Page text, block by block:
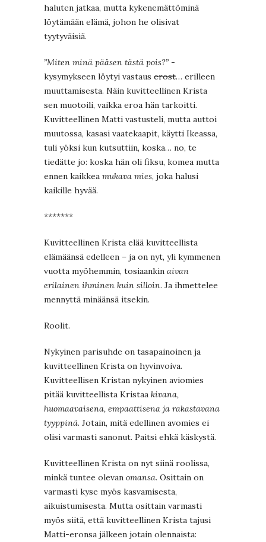
haluten jatkaa, mutta kykenemättöminä
löytämään elämä, johon he olisivat
tyytyväisiä.
”Miten minä pääsen tästä pois?” -
kysymykseen löytyi vastaus erost… erilleen
muuttamisesta. Näin kuvitteellinen Krista
sen muotoili, vaikka eroa hän tarkoitti.
Kuvitteellinen Matti vastusteli, mutta auttoi
muutossa, kasasi vaatekaapit, käytti Ikeassa,
tuli yöksi kun kutsuttiin, koska… no, te
tiedätte jo: koska hän oli fiksu, komea mutta
ennen kaikkea mukava mies, joka halusi
kaikille hyvää.
*******
Kuvitteellinen Krista elää kuvitteellista
elämäänsä edelleen – ja on nyt, yli kymmenen
vuotta myöhemmin, tosiaankin aivan
erilainen ihminen kuin silloin. Ja ihmettelee
mennyttä minäänsä itsekin.
Roolit.
Nykyinen parisuhde on tasapainoinen ja
kuvitteellinen Krista on hyvinvoiva.
Kuvitteellisen Kristan nykyinen aviomies
pitää kuvitteellista Kristaa kivana,
huomaavaisena, empaattisena ja rakastavana
tyyppinä. Jotain, mitä edellinen avomies ei
olisi varmasti sanonut. Paitsi ehkä käskystä.
Kuvitteellinen Krista on nyt siinä roolissa,
minkä tuntee olevan omansa. Osittain on
varmasti kyse myös kasvamisesta,
aikuistumisesta. Mutta osittain varmasti
myös siitä, että kuvitteellinen Krista tajusi
Matti-eronsa jälkeen jotain olennaista: